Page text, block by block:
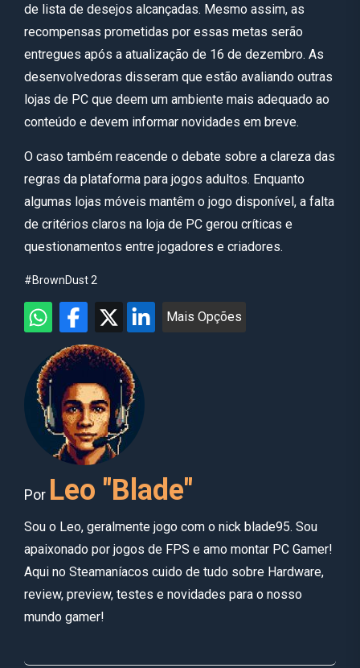
de lista de desejos alcançadas. Mesmo assim, as
recompensas prometidas por essas metas serão
entregues após a atualização de 16 de dezembro. As
desenvolvedoras disseram que estão avaliando outras
lojas de PC que deem um ambiente mais adequado ao
conteúdo e devem informar novidades em breve.
O caso também reacende o debate sobre a clareza das
regras da plataforma para jogos adultos. Enquanto
algumas lojas móveis mantêm o jogo disponível, a falta
de critérios claros na loja de PC gerou críticas e
questionamentos entre jogadores e criadores.
#BrownDust 2
Mais Opções
Por Leo "Blade"
Sou o Leo, geralmente jogo com o nick blade95. Sou
apaixonado por jogos de FPS e amo montar PC Gamer!
Aqui no Steamaníacos cuido de tudo sobre Hardware,
review, preview, testes e novidades para o nosso
mundo gamer!